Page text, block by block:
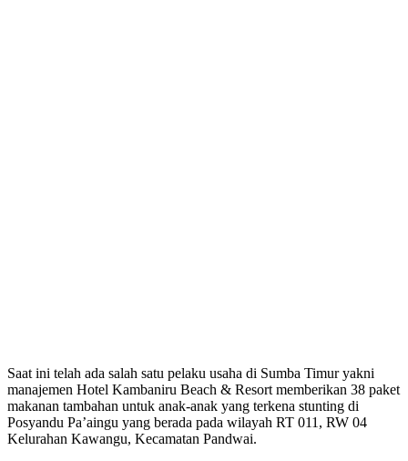
Saat ini telah ada salah satu pelaku usaha di Sumba Timur yakni
manajemen Hotel Kambaniru Beach & Resort memberikan 38 paket
makanan tambahan untuk anak-anak yang terkena stunting di
Posyandu Pa’aingu yang berada pada wilayah RT 011, RW 04
Kelurahan Kawangu, Kecamatan Pandwai.